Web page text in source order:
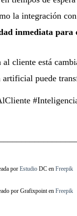
la integración
inmediata para
al cliente está
puede
por Estudio DC en Freepik
por Grafixpoint en Freepik